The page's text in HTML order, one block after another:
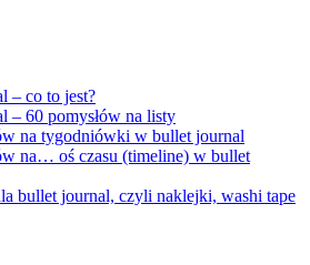
– co to jest?
– 60 pomysłów na listy
na tygodniówki w bullet journal
na… oś czasu (timeline) w bullet
bullet journal, czyli naklejki, washi tape